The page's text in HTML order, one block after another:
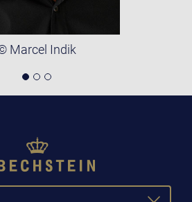
Marcel Indik
TOGGLE